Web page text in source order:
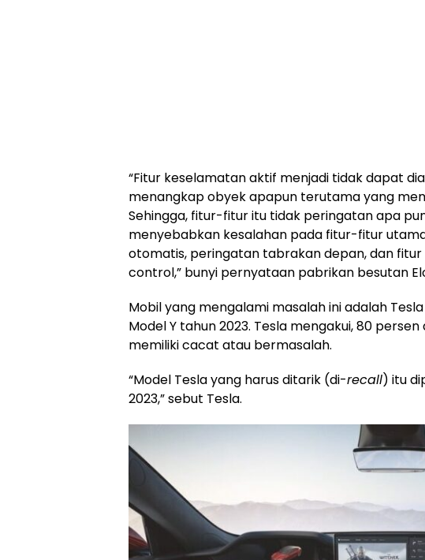
“Fitur keselamatan aktif menjadi tidak dapat
menangkap obyek apapun terutama yang
Sehingga, fitur-fitur itu tidak peringatan apa
menyebabkan kesalahan pada fitur-fitur
otomatis, peringatan tabrakan depan, dan
control,” bunyi pernyataan pabrikan besutan
Mobil yang mengalami masalah ini adalah
Model Y tahun 2023. Tesla mengakui, 80
memiliki cacat atau bermasalah.
“Model Tesla yang harus ditarik (di-recall) itu
2023,” sebut Tesla.